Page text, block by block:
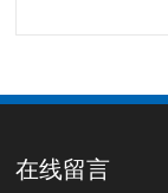
在线留言